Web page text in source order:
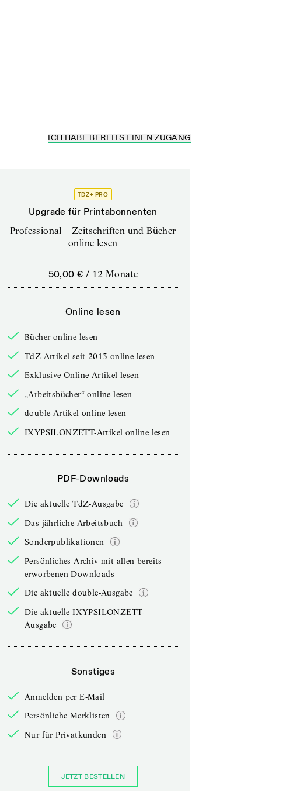
ICH HABE BEREITS EINEN ZUGANG
TDZ+ PRO
Upgrade für Printabonnenten
Professional – Zeitschriften und Bücher
online lesen
50,00 € / 12 Monate
Online lesen
Bücher online lesen
TdZ-Artikel seit 2013 online lesen
Exklusive Online-Artikel lesen
„Arbeitsbücher“ online lesen
double-Artikel online lesen
IXYPSILONZETT-Artikel online lesen
PDF-Downloads
Die aktuelle TdZ-Ausgabe
Das jährliche Arbeitsbuch
Sonderpublikationen
Persönliches Archiv mit allen bereits
erworbenen Downloads
Die aktuelle double-Ausgabe
Die aktuelle IXYPSILONZETT-
Ausgabe
Sonstiges
Anmelden per E-Mail
Persönliche Merklisten
Nur für Privatkunden
JETZT BESTELLEN